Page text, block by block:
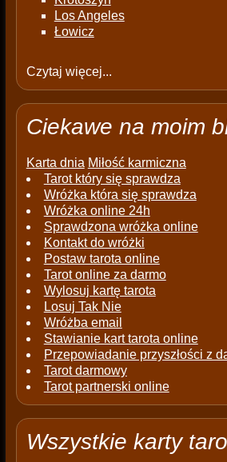
Los Angeles
Łowicz
Czytaj więcej...
Ciekawe na moim
Karta dnia Miłość karmiczna
Tarot który się sprawdza
Wróżka która się sprawdza
Wróżka online 24h
Sprawdzona wróżka online
Kontakt do wróżki
Postaw tarota online
Tarot online za darmo
Wylosuj kartę tarota
Losuj Tak Nie
Wróżba email
Stawianie kart tarota online
Przepowiadanie przyszłości z
Tarot darmowy
Tarot partnerski online
Wszystkie karty